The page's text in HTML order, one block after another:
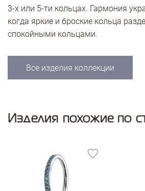
3-х или 5-ти кольцах. Гармония
когда яркие и броские кольца
спокойными кольцами.
Все изделия коллекции
Изделия похожие по